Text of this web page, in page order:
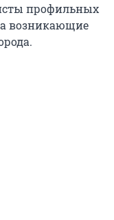
профильных
возникающие